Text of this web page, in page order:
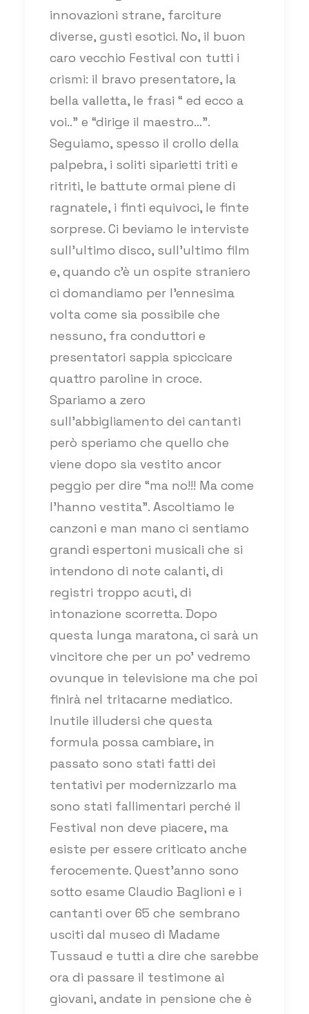
innovazioni strane, farciture
diverse, gusti esotici. No, il buon
caro vecchio Festival con tutti i
crismi: il bravo presentatore, la
bella valletta, le frasi “ ed ecco a
voi..” e “dirige il maestro…”.
Seguiamo, spesso il crollo della
palpebra, i soliti siparietti triti e
ritriti, le battute ormai piene di
ragnatele, i finti equivoci, le finte
sorprese. Ci beviamo le interviste
sull’ultimo disco, sull’ultimo film
e, quando c’è un ospite straniero
ci domandiamo per l’ennesima
volta come sia possibile che
nessuno, fra conduttori e
presentatori sappia spiccicare
quattro paroline in croce.
Spariamo a zero
sull’abbigliamento dei cantanti
però speriamo che quello che
viene dopo sia vestito ancor
peggio per dire “ma no!!! Ma come
l’hanno vestita”. Ascoltiamo le
canzoni e man mano ci sentiamo
grandi espertoni musicali che si
intendono di note calanti, di
registri troppo acuti, di
intonazione scorretta. Dopo
questa lunga maratona, ci sarà un
vincitore che per un po’ vedremo
ovunque in televisione ma che poi
finirà nel tritacarne mediatico.
Inutile illudersi che questa
formula possa cambiare, in
passato sono stati fatti dei
tentativi per modernizzarlo ma
sono stati fallimentari perché il
Festival non deve piacere, ma
esiste per essere criticato anche
ferocemente. Quest’anno sono
sotto esame Claudio Baglioni e i
cantanti over 65 che sembrano
usciti dal museo di Madame
Tussaud e tutti a dire che sarebbe
ora di passare il testimone ai
giovani, andate in pensione che è